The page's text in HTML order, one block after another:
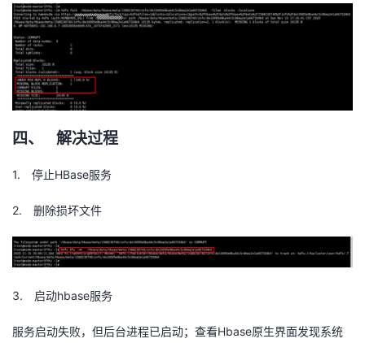
四、 解决过程
1. 停止HBase服务
2. 删除损坏文件
3. 启动hbase服务
服务启动失败，但后台进程已启动；查看Hbase原生界面发现系统